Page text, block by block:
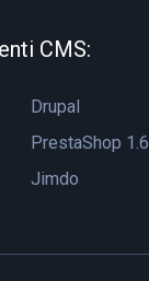
CMS:
Drupal
PrestaShop 1.6
Jimdo